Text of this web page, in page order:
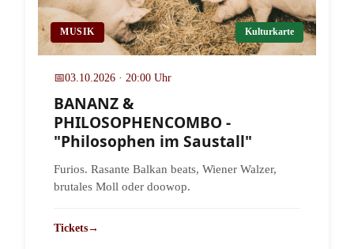
MUSIK Kulturkarte
📅03.10.2026 · 20:00 Uhr
BANANZ &
PHILOSOPHENCOMBO -
"Philosophen im Saustall"
Furios. Rasante Balkan beats, Wiener Walzer,
brutales Moll oder doowop.
Tickets→